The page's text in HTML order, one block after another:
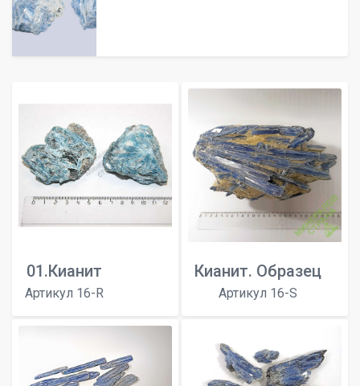
01.Кианит
Артикул 16-R
Кианит. Образец
Артикул 16-S